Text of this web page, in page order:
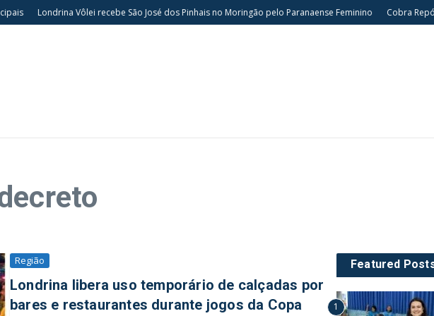
Londrina Vôlei recebe São José dos Pinhais no Moringão pelo Paranaense Feminino Cobra
Região
Londrina libera uso temporário de calçadas por
bares e restaurantes durante jogos da Copa
Featured
1